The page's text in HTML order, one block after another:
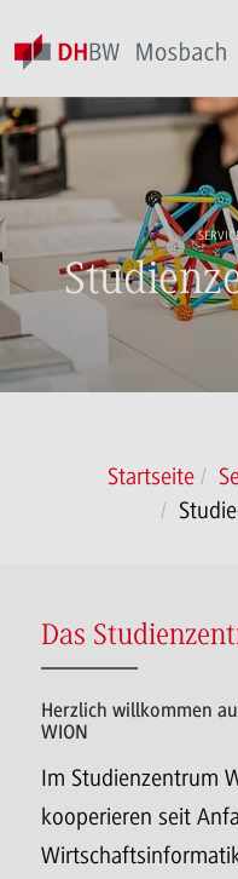
Startseite
Das
Herzlich willkommen
WION
Im Studienzentrum
kooperieren seit